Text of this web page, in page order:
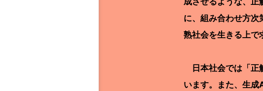
に、組み合わせ方次
熟社会を生きる上で
日本社会では「正
います。また、生